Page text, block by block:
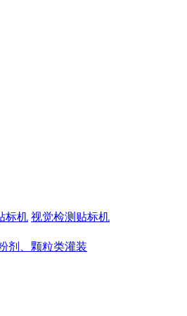
标机 视觉检测贴标机
剂、颗粒类灌装